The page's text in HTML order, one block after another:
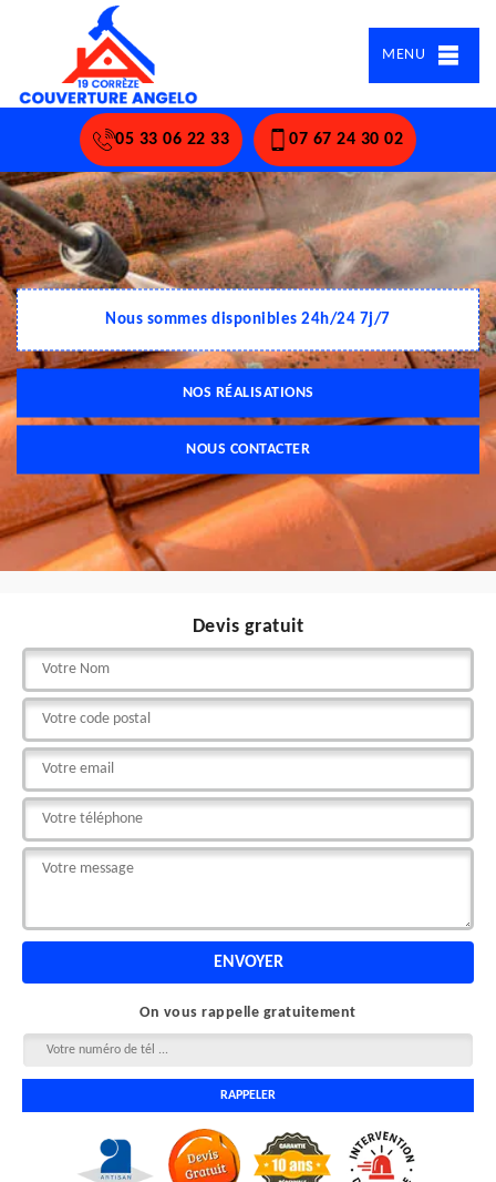
MENU
05 33 06 22 33 07 67 24 30 02
Nous sommes disponibles 24h/24 7j/7
NOS RÉALISATIONS
NOUS CONTACTER
Devis gratuit
On vous rappelle gratuitement